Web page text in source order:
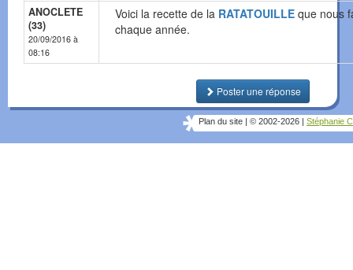
ANOCLETE
(33)
20/09/2016 à
08:16
Voici la recette de la RATATOUILLE que nous
chaque année.
Poster une réponse
Plan du site © 2002-2026 Stéphanie C